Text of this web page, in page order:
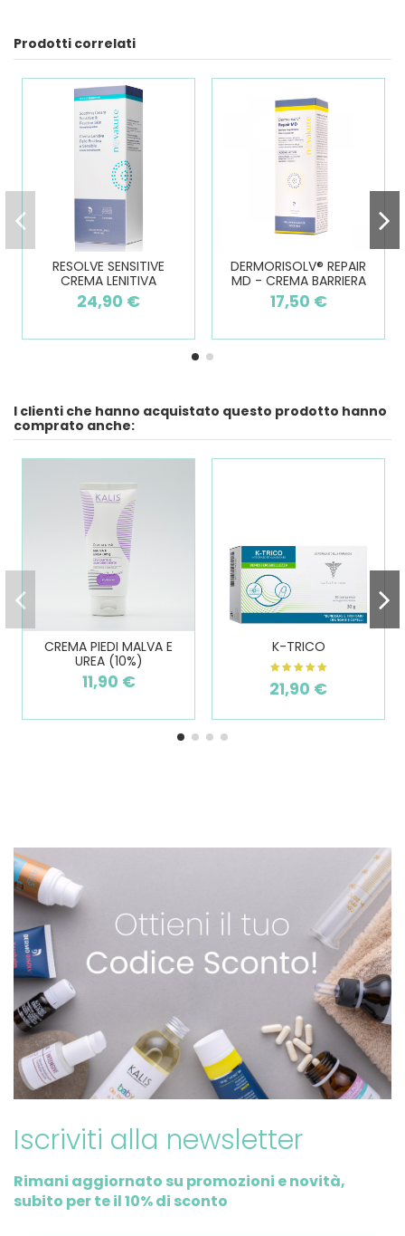
Prodotti correlati
RESOLVE SENSITIVE
CREMA LENITIVA
24,90 €
DERMORISOLV® REPAIR
MD - CREMA BARRIERA
17,50 €
I clienti che hanno acquistato questo prodotto hanno
comprato anche:
CREMA PIEDI MALVA E
UREA (10%)
11,90 €
K-TRICO
21,90 €
Iscriviti alla newsletter
Rimani aggiornato su promozioni e novità,
subito per te il 10% di sconto